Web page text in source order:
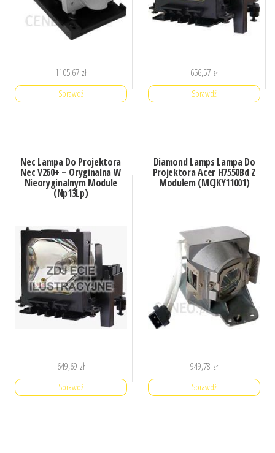
1105,67 zł
Sprawdź
656,57 zł
Sprawdź
Nec Lampa Do Projektora
Nec V260+ – Oryginalna W
Nieoryginalnym Module
(Np13Lp)
649,69 zł
Sprawdź
Diamond Lamps Lampa Do
Projektora Acer H7550Bd Z
Modułem (MCJKY11001)
949,78 zł
Sprawdź